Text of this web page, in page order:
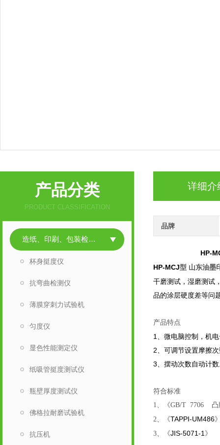
详细介
品牌
HP-
HP-MCJ型 山东油墨
干磨测试，湿磨测试
品的涂层硬度差等问
产品特点
1
、微电脑控制，机
2 、可调节设置摩擦
3 、摆动次数自动计
符合标准
1、《GB/T 7706 凸
2、《TAPPI-UM486
3、《JIS-5071-1 》
产品分类
PRODUCT CLASSIFICATION
造纸、印刷、包装检测仪器
杯身挺度仪
抗弯曲检测仪
薄膜穿刺力试验机
匀度仪
显色性能测定仪
纸吸管挺度测试仪
瓶壁厚度测试仪
佛格拉耐磨试验机
抗压机